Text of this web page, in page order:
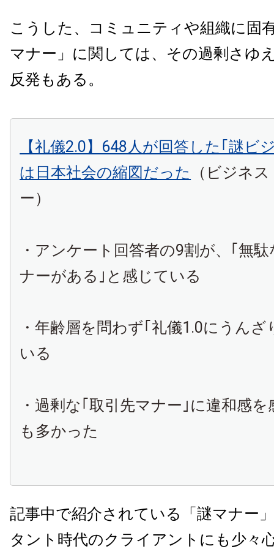
こうした、コミュニティや組織に固
マナー」に関しては、その過剰さゆ
反発もある。
【礼儀2.0】648人が回答した｢謎ビ
は日本社会の縮図だった
（ビジネ
ー）
・アンケート回答者の9割が、｢無
ナーがある｣と感じている
・年齢層を問わず｢礼儀1.0にうん
いる
・過剰な｢取引先マナー｣に違和感
も多かった
記事中で紹介されている「謎マナー
タント時代のクライアントにも少々